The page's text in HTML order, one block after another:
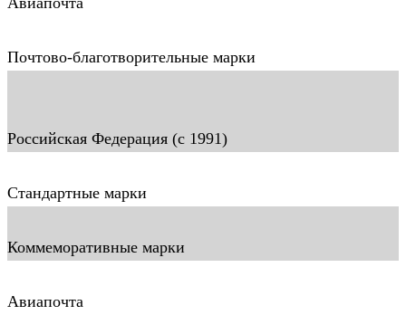
Почтово-благотворительные марки
Российская Федерация (c 1991)
Стандартные марки
Коммеморативные марки
Авиапочта